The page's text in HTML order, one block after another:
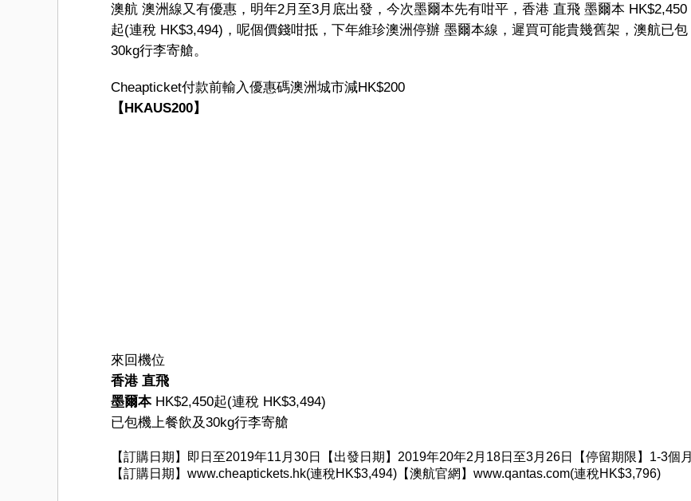
澳航 澳洲線又有優惠，明年2月至3月底出發，今次墨爾本先有咁平，香港 直飛 墨爾本 HK$2,450
起(連稅 HK$3,494)，呢個價錢咁抵，下年維珍澳洲停辦 墨爾本線，遲買可能貴幾舊架，澳航已包
30kg行李寄艙。
Cheapticket付款前輸入優惠碼澳洲城市減HK$200
【HKAUS200】
來回機位
香港 直飛
墨爾本HK$2,450起(連稅 HK$3,494)
已包機上餐飲及30kg行李寄艙
【訂購日期】即日至2019年11月30日【出發日期】2019年20年2月18日至3月26日【停留期限】1-3個月
【訂購日期】www.cheaptickets.hk(連稅HK$3,494)【澳航官網】www.qantas.com(連稅HK$3,796)